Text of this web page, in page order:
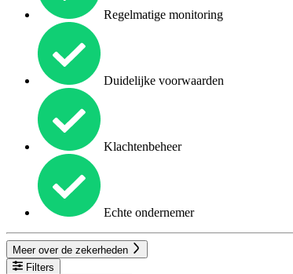
Regelmatige monitoring
Duidelijke voorwaarden
Klachtenbeheer
Echte ondernemer
Meer over de zekerheden
Filters